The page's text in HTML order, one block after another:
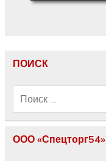
ПОИСК
ООО «Спецторг54»